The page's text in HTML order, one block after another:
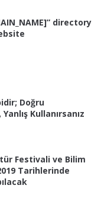
directory
Doğru
Kullanırsanız
Festivali ve Bilim
Tarihlerinde